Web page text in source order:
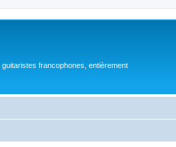
francophones, entièrement